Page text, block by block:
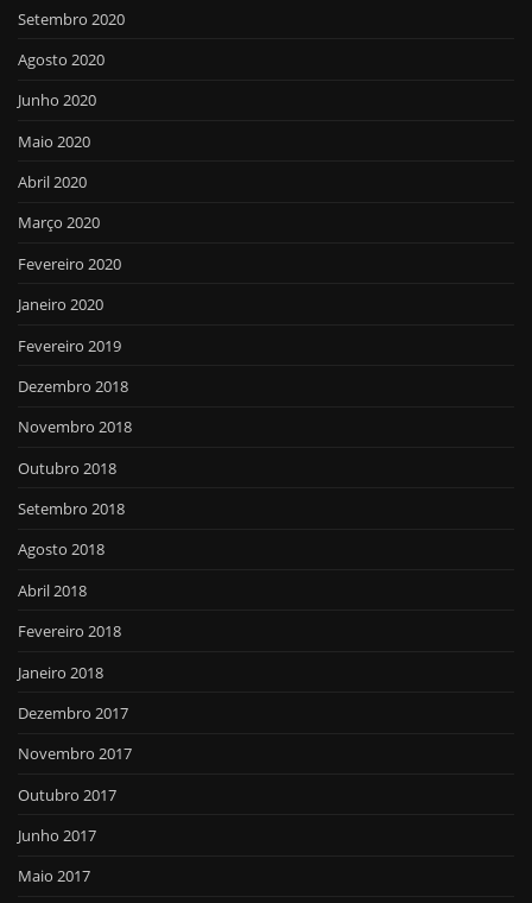
Setembro 2020
Agosto 2020
Junho 2020
Maio 2020
Abril 2020
Março 2020
Fevereiro 2020
Janeiro 2020
Fevereiro 2019
Dezembro 2018
Novembro 2018
Outubro 2018
Setembro 2018
Agosto 2018
Abril 2018
Fevereiro 2018
Janeiro 2018
Dezembro 2017
Novembro 2017
Outubro 2017
Junho 2017
Maio 2017